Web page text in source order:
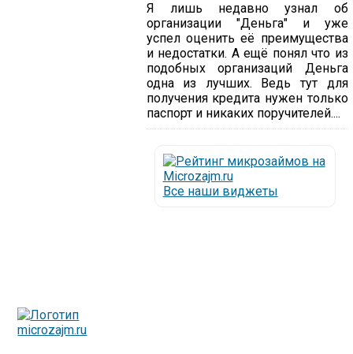
Я лишь недавно узнал об
организации "Деньга" и уже
успел оценить её преимущества
и недостатки. А ещё понял что из
подобных организаций Деньга
одна из лучших. Ведь тут для
получения кредита нужен только
паспорт и никаких поручителей....
Все наши виджеты